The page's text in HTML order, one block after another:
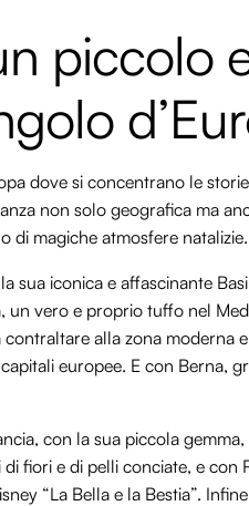
piccolo
dove si concentrano le
non solo geografica ma
di magiche atmosfere natalizie.
sua iconica e affascinante
un vero e proprio tuffo nel
alla zona moderna
europee. E con Berna,
con la sua piccola
fiori e di pelli conciate, e con
“La Bella e la Bestia”.